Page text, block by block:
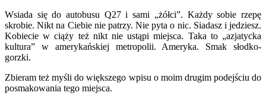
Wsiada się do autobusu Q27 i sami „żółci”. Każdy sobie rzepę
skrobie. Nikt na Ciebie nie patrzy. Nie pyta o nic. Siadasz i jedziesz.
Kobiecie w ciąży też nikt nie ustąpi miejsca. Taka to „azjatycka
kultura” w amerykańskiej metropolii. Ameryka. Smak słodko-
gorzki.
Zbieram też myśli do większego wpisu o moim drugim podejściu do
posmakowania tego miejsca.